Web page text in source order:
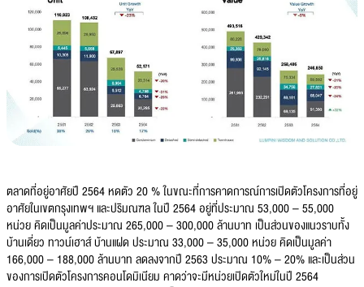
ตลาดที่อยู่อาศัยปี 2564 หดตัว 20 % ในขณะที่การคาดการณ์การเปิดตัวโครงการที่อยู่
อาศัยในเขตกรุงเทพฯ และปริมณฑล ในปี 2564 อยู่ที่ประมาณ 53,000 – 55,000
หน่วย คิดเป็นมูลค่าประมาณ 265,000 – 300,000 ล้านบาท เป็นส่วนของแนวราบทั้ง
บ้านเดี่ยว ทาวน์เฮาส์ บ้านแฝด ประมาณ 33,000 – 35,000 หน่วย คิดเป็นมูลค่า
166,000 – 188,000 ล้านบาท ลดลงจากปี 2563 ประมาณ 10% – 20% และเป็นส่วน
ของการเปิดตัวโครงการคอนโดมิเนียม คาดว่าจะมีหน่วยเปิดตัวใหม่ในปี 2564